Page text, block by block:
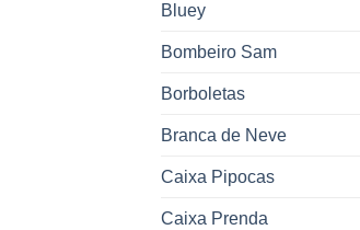
Bluey
Bombeiro Sam
Borboletas
Branca de Neve
Caixa Pipocas
Caixa Prenda